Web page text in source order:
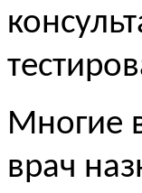
Многие
врач